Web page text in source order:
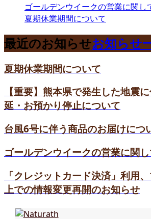
ゴールデンウイークの営業に関し
夏期休業期間について
最近のお知らせお知らせ
夏期休業期間について
【重要】熊本県で発生した地震
延・お預かり停止について
台風6号に伴う商品のお届けにつ
ゴールデンウイークの営業に関
「クレジットカード決済」利用
上での情報変更再開のお知らせ